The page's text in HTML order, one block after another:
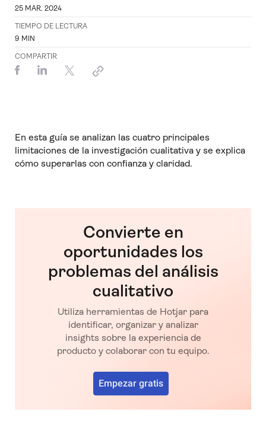
25 MAR. 2024
TIEMPO DE LECTURA
9 MIN
COMPARTIR
En esta guía se analizan las cuatro principales
limitaciones de la investigación cualitativa y se explica
cómo superarlas con confianza y claridad.
Convierte en
oportunidades los
problemas del análisis
cualitativo
Utiliza herramientas de Hotjar para
identificar, organizar y analizar
insights sobre la experiencia de
producto y colaborar con tu equipo.
Empezar gratis